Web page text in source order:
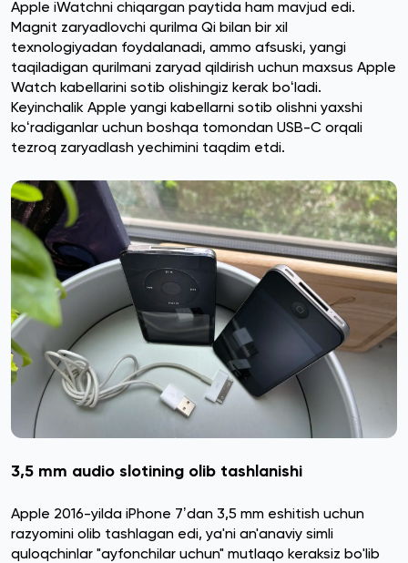
Apple iWatchni chiqargan paytida ham mavjud edi.
Magnit zaryadlovchi qurilma Qi bilan bir xil
texnologiyadan foydalanadi, ammo afsuski, yangi
taqiladigan qurilmani zaryad qildirish uchun maxsus Apple
Watch kabellarini sotib olishingiz kerak boʻladi.
Keyinchalik Apple yangi kabellarni sotib olishni yaxshi
koʻradiganlar uchun boshqa tomondan USB-C orqali
tezroq zaryadlash yechimini taqdim etdi.
3,5 mm audio slotining olib tashlanishi
Apple 2016-yilda iPhone 7ʼdan 3,5 mm eshitish uchun
razyomini olib tashlagan edi, ya'ni an'anaviy simli
quloqchinlar "ayfonchilar uchun" mutlaqo keraksiz bo'lib